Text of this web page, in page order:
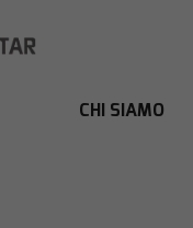
CHI SIAMO